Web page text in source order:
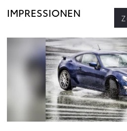
IMPRESSIONEN